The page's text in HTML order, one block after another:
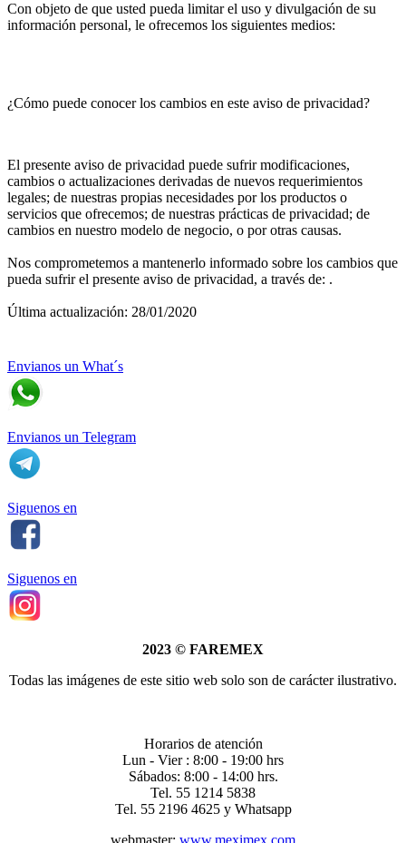
Con objeto de que usted pueda limitar el uso y divulgación de su
información personal, le ofrecemos los siguientes medios:
¿Cómo puede conocer los cambios en este aviso de privacidad?
El presente aviso de privacidad puede sufrir modificaciones,
cambios o actualizaciones derivadas de nuevos requerimientos
legales; de nuestras propias necesidades por los productos o
servicios que ofrecemos; de nuestras prácticas de privacidad; de
cambios en nuestro modelo de negocio, o por otras causas.
Nos comprometemos a mantenerlo informado sobre los cambios que
pueda sufrir el presente aviso de privacidad, a través de: .
Última actualización: 28/01/2020
Envianos un What´s
Envianos un Telegram
Siguenos en
Siguenos en
2023 © FAREMEX
Todas las imágenes de este sitio web solo son de carácter ilustrativo.
Horarios de atención
Lun - Vier : 8:00 - 19:00 hrs
Sábados: 8:00 - 14:00 hrs.
Tel. 55 1214 5838
Tel. 55 2196 4625 y Whatsapp
webmaster: www.meximex.com